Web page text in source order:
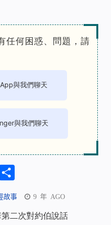
任何困惑、問題，請
與我們聊天
與我們聊天
故事 9 年 AGO
第二次對約伯說話